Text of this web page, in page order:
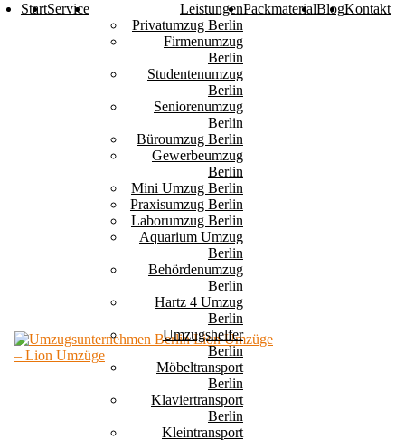
StartService
Leistungen
Privatumzug Berlin
Firmenumzug
Berlin
Studentenumzug
Berlin
Seniorenumzug
Berlin
Büroumzug Berlin
Gewerbeumzug
Berlin
Mini Umzug Berlin
Praxisumzug Berlin
Laborumzug Berlin
Aquarium Umzug
Berlin
Behördenumzug
Berlin
Hartz 4 Umzug
Berlin
Umzugshelfer
Berlin
Möbeltransport
Berlin
Klaviertransport
Berlin
Kleintransport
PackmaterialBlogKontakt